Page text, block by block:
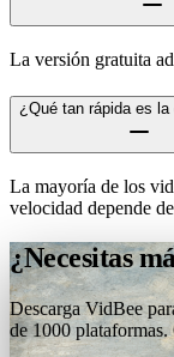
La versión gratuita
¿Qué tan rápida es
La mayoría de los
velocidad depende
¿Necesitas
Descarga VidBee
de 1000